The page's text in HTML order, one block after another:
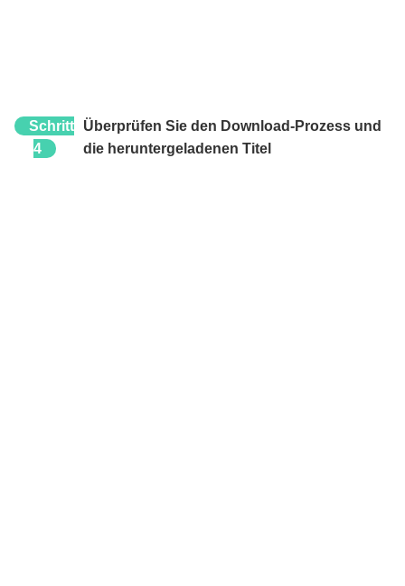
Schritt
4
Überprüfen Sie den Download-Prozess und
die heruntergeladenen Titel